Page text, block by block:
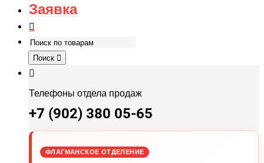
Заявка
Поиск
Телефоны отдела продаж
+7 (902) 380 05-65
ФЛАГМАНСКОЕ ОТДЕЛЕНИЕ